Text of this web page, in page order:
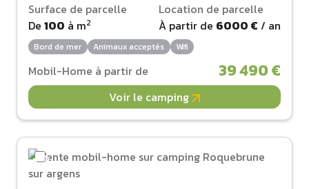
Surface de parcelle
De 100 à m2
Location de parcelle
À partir de 6000 € / an
Bord de mer Animaux acceptés Wifi
Mobil-Home à partir de 39 490 €
Voir le camping